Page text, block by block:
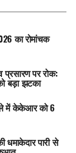
का रोमांचक
प्रसारण पर रोक:
बड़ा झटका
में केकेआर को 6
धमाकेदार पारी से